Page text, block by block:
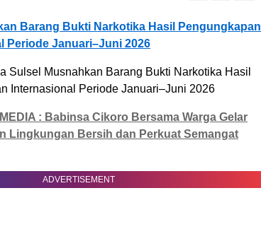
Barang Bukti Narkotika Hasil Pengungkapan
Periode Januari–Juni 2026
: Babinsa Cikoro Bersama Warga Gelar
Lingkungan Bersih dan Perkuat Semangat
ADVERTISEMENT